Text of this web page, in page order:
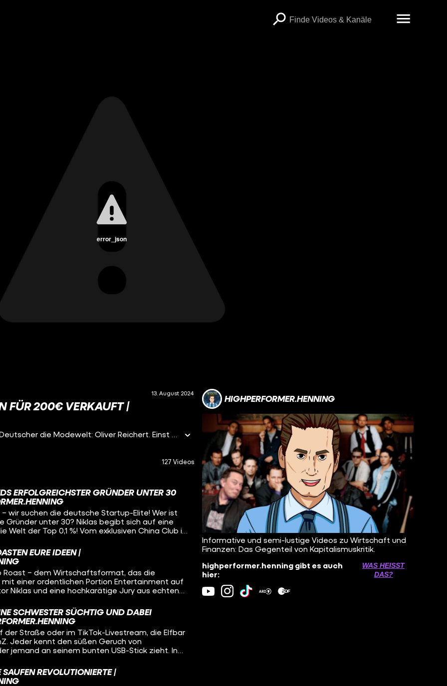
error_json
HIGHPERFORMER.HENNING
Informative und semi-lustige Videos zu Wirtschaft und
Finanzen: Das Gegenteil von Kapitalismuskritik.
highperformer.henning gibt es auch
hier:
WAS HEISST D
AS?
13. August 2024
FÜR 200€ VERKAUFT |
Im Januar 2021 betritt ein 2-Meter großer, bärtiger Deutscher die Modewelt: Oliver Reichert. Einst ein Typ, dem Mode "scheißegal" war, steht er nun kurz davor, Birkenstock – das Unternehmen, bekannt für seine eher langweiligen Sandalen – für Milliarden an Bernard Arnaults LVMH zu verkaufen.
127 Videos
ERFOLGREICHSTER GRÜNDER UNTER 30
wir suchen die deutsche Startup-Elite! Wer ist
Gründer unter 30? Niklas begibt sich auf eine
Welt der Top 0,1 %! Vom exklusiven China Club in
Helsing – wir decken auf, wie viel Macht und
bewegen. Wir treffen Business-Schwergewichte
Wolf, die Klartext über Millionen-Exits, Privatjets
reden. Erlebt hautnah, wie man vor dem 30.
baut, warum Bescheidenheit in Deutschland oft
psychologisch braucht, um ganz oben
Unternehmertums. Anschnallen, es wird wild!
EURE IDEEN |
Roast – dem Wirtschaftsformat, das die
einer ordentlichen Portion Entertainment auf
Niklas und eine hochkarätige Jury aus echten
junge Konzepte unter die Lupe. Der Ablauf
Schnellfragerunde auf der Punkteskala
im Whiteboard-Pitch unter Zeitdruck
Blatt vor den Mund, sondern ehrliches, witziges
unnötige Trockenheit. Bevor am Ende die
den Tagessieger verliehen wird, haben die
wertvolle Insights und jede
perfekt für alle, die Bock auf Gründung und
SCHWESTER SÜCHTIG UND DABEI
der Straße oder im TikTok-Livestream, die Elfbar
Jeder kennt den süßen Geruch von
jemand an seinem bunten USB-Stick zieht. In
Big Tobacco ins Schwitzen bringt? Und wie
pro Woche verkauft werden, obwohl es gar
REVOLUTIONIERTE |